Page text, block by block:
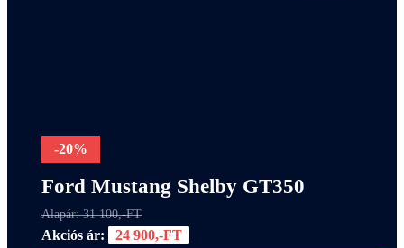
-20%
Ford Mustang Shelby GT350
Alapár: 31 100,-FT
Akciós ár: 24 900,-FT